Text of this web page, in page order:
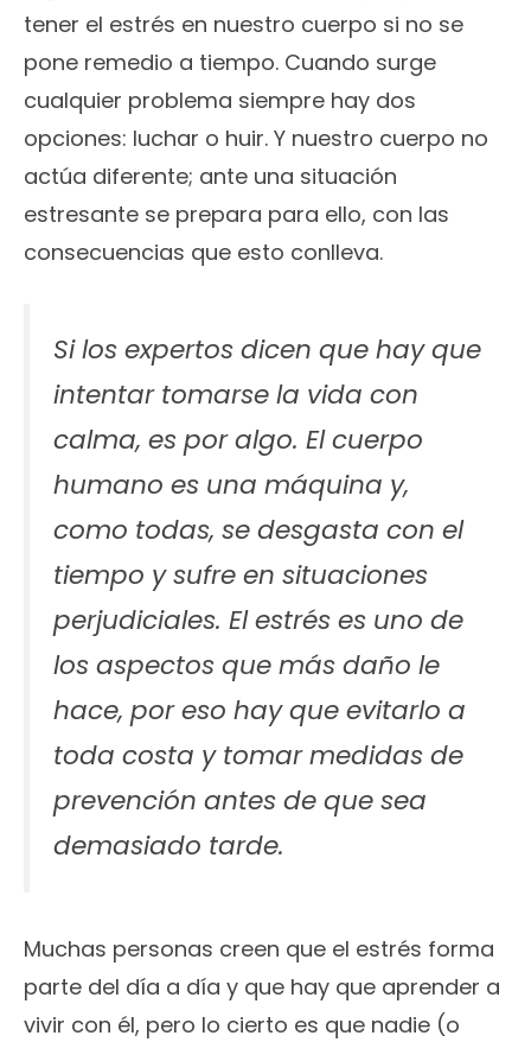
tener el estrés en nuestro cuerpo si no se
pone remedio a tiempo. Cuando surge
cualquier problema siempre hay dos
opciones: luchar o huir. Y nuestro cuerpo no
actúa diferente; ante una situación
estresante se prepara para ello, con las
consecuencias que esto conlleva.
Si los expertos dicen que hay que
intentar tomarse la vida con
calma, es por algo. El cuerpo
humano es una máquina y,
como todas, se desgasta con el
tiempo y sufre en situaciones
perjudiciales. El estrés es uno de
los aspectos que más daño le
hace, por eso hay que evitarlo a
toda costa y tomar medidas de
prevención antes de que sea
demasiado tarde.
Muchas personas creen que el estrés forma
parte del día a día y que hay que aprender a
vivir con él, pero lo cierto es que nadie (o